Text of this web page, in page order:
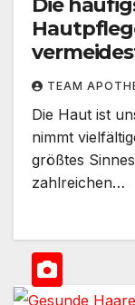
Die
TEAM
Die Haut ist
nimmt
größtes
zahlreichen…